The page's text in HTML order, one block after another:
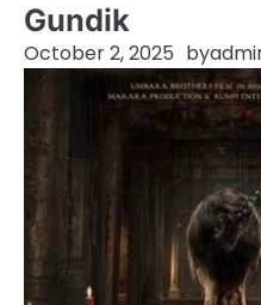
Gundik
October 2, 2025 by